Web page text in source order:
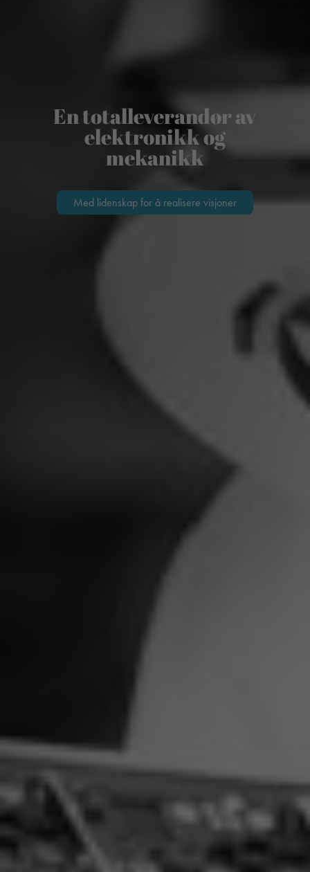
En totalleverandør av
elektronikk og
mekanikk
Med lidenskap for å realisere visjoner